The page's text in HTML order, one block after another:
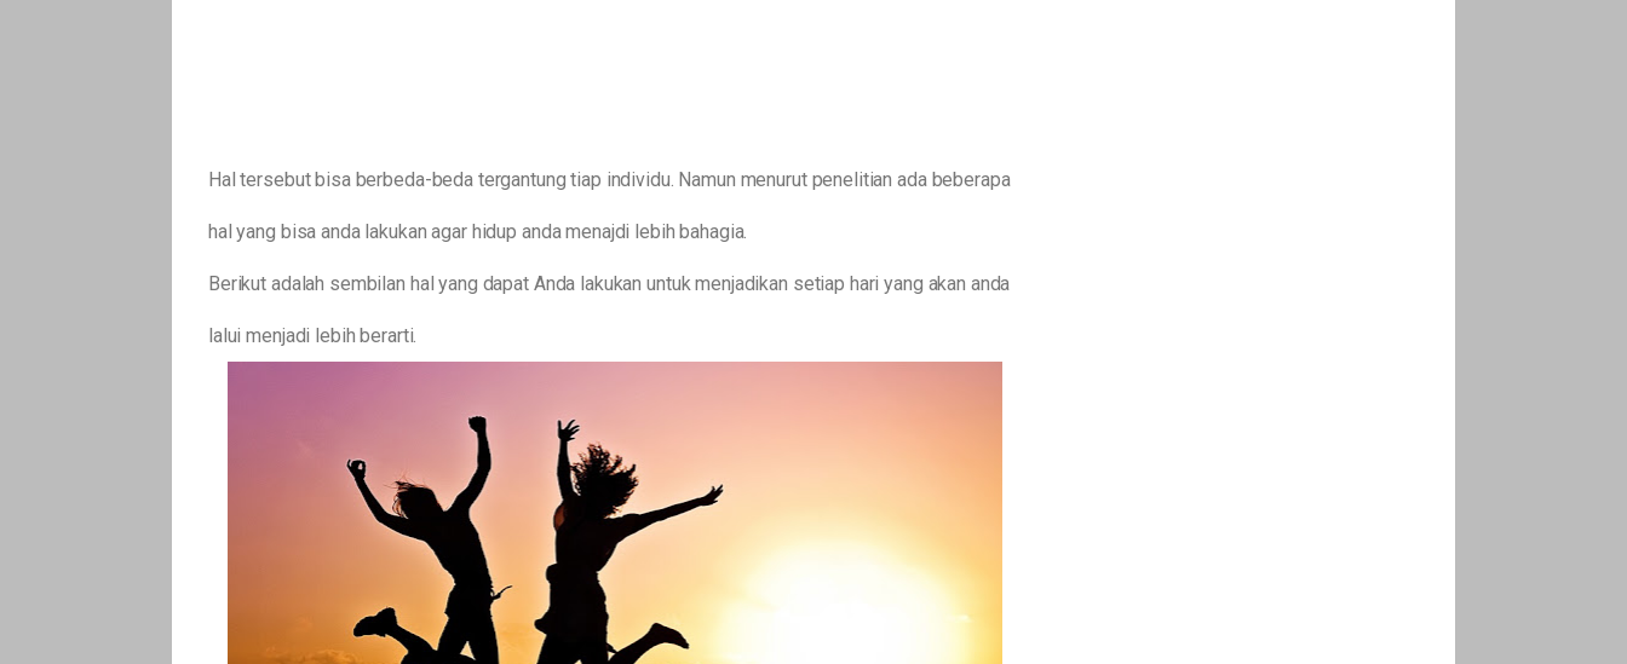
Hal tersebut bisa berbeda-beda tergantung tiap individu. Namun menurut penelitian ada beberapa
hal yang bisa anda lakukan agar hidup anda menajdi lebih bahagia.
Berikut adalah sembilan hal yang dapat Anda lakukan untuk menjadikan setiap hari yang akan anda
lalui menjadi lebih berarti.